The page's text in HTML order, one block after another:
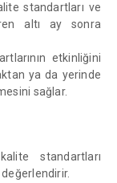
standartları ve
altı ay sonra
etkinliğini
ya da yerinde
sağlar.
standartları